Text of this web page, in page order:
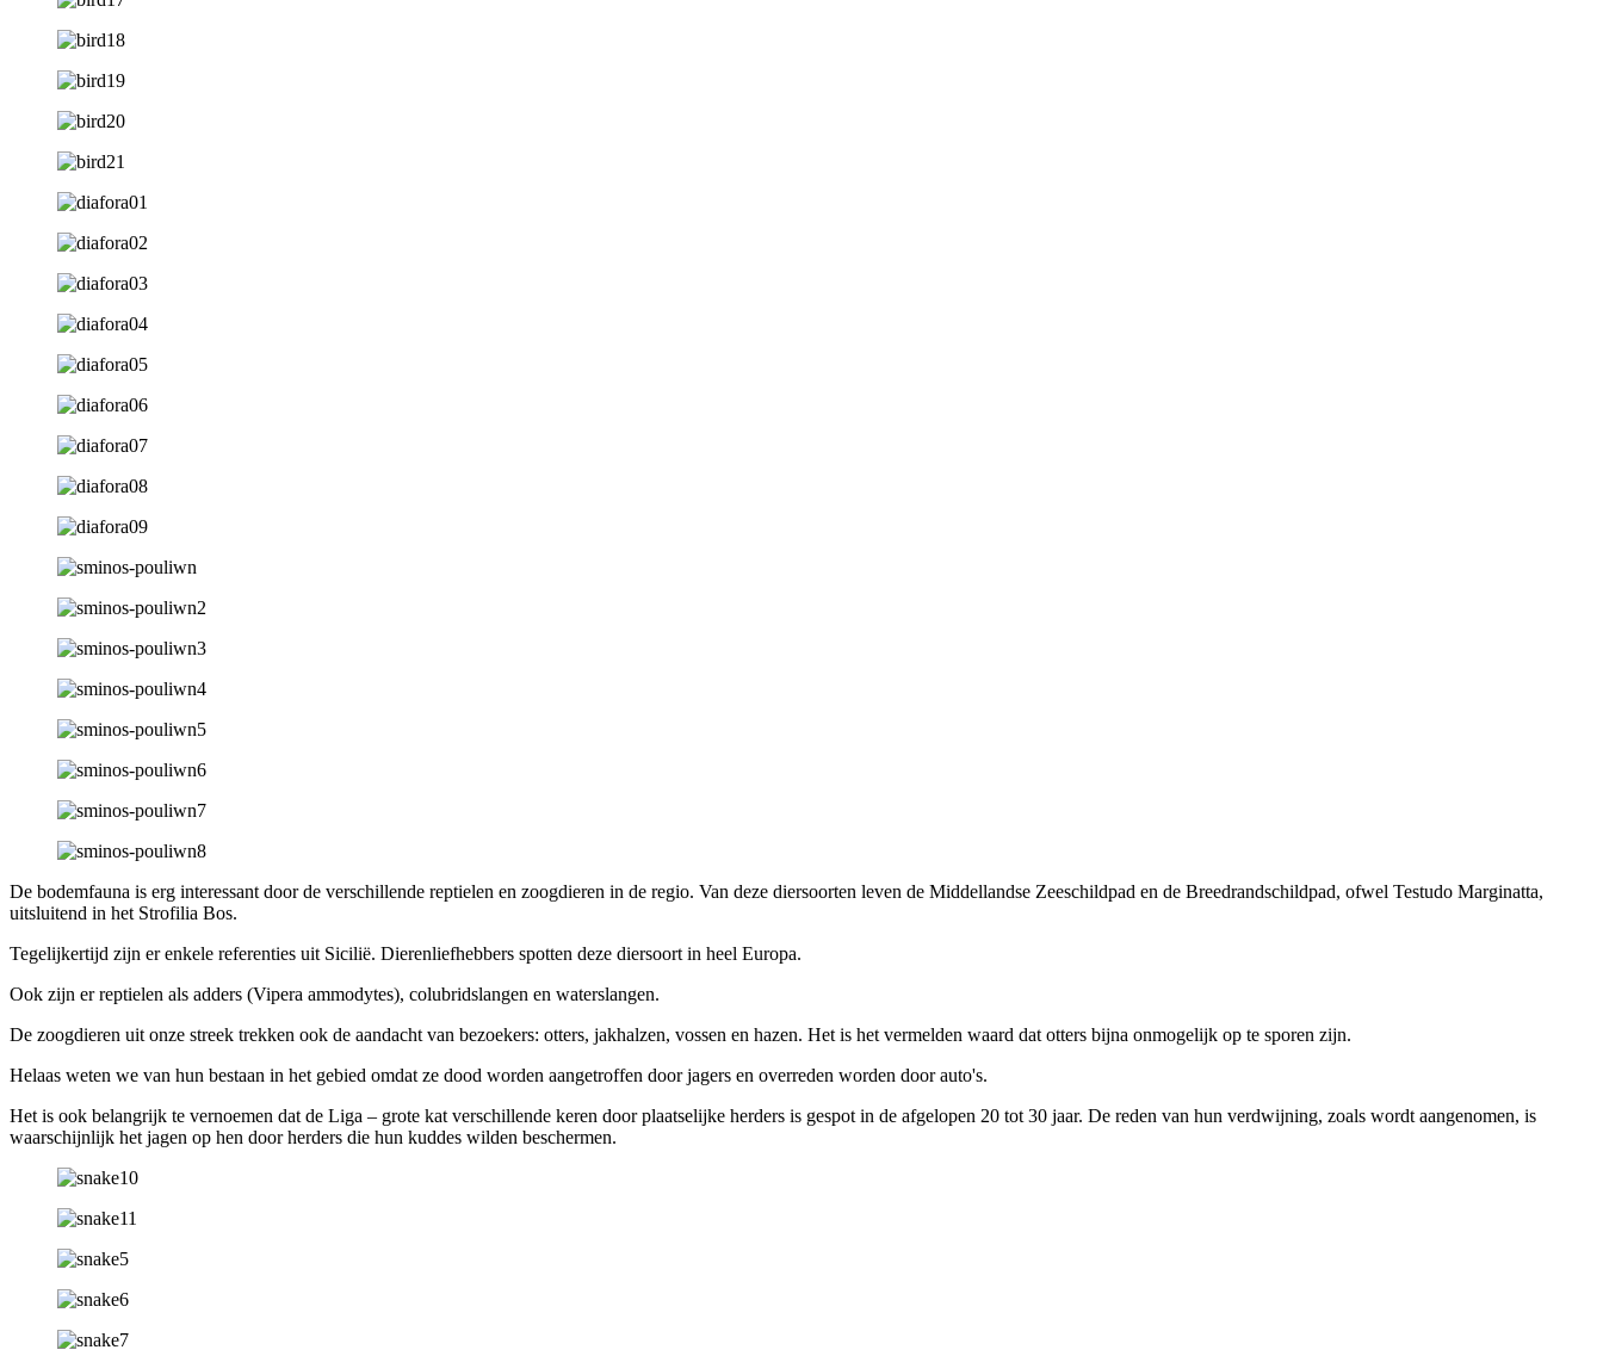
De bodemfauna is erg interessant door de verschillende reptielen en zoogdieren in de regio. Van deze diersoorten leven de Middellandse Zeeschildpad en de Breedrandschildpad, ofwel Testudo Marginatta,
uitsluitend in het Strofilia Bos.
Tegelijkertijd zijn er enkele referenties uit Sicilië. Dierenliefhebbers spotten deze diersoort in heel Europa.
Ook zijn er reptielen als adders (Vipera ammodytes), colubridslangen en waterslangen.
De zoogdieren uit onze streek trekken ook de aandacht van bezoekers: otters, jakhalzen, vossen en hazen. Het is het vermelden waard dat otters bijna onmogelijk op te sporen zijn.
Helaas weten we van hun bestaan in het gebied omdat ze dood worden aangetroffen door jagers en overreden worden door auto's.
Het is ook belangrijk te vernoemen dat de Liga – grote kat verschillende keren door plaatselijke herders is gespot in de afgelopen 20 tot 30 jaar. De reden van hun verdwijning, zoals wordt aangenomen, is
waarschijnlijk het jagen op hen door herders die hun kuddes wilden beschermen.